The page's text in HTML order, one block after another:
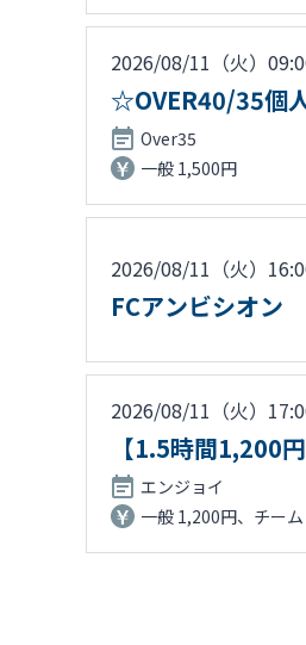
2026/08/11（火）
☆OVER40/35個
Over35
一般 1,500円
2026/08/11（火）
FCアンビシオン
2026/08/11（火）
【1.5時間1,200
エンジョイ
一般 1,200円、チー